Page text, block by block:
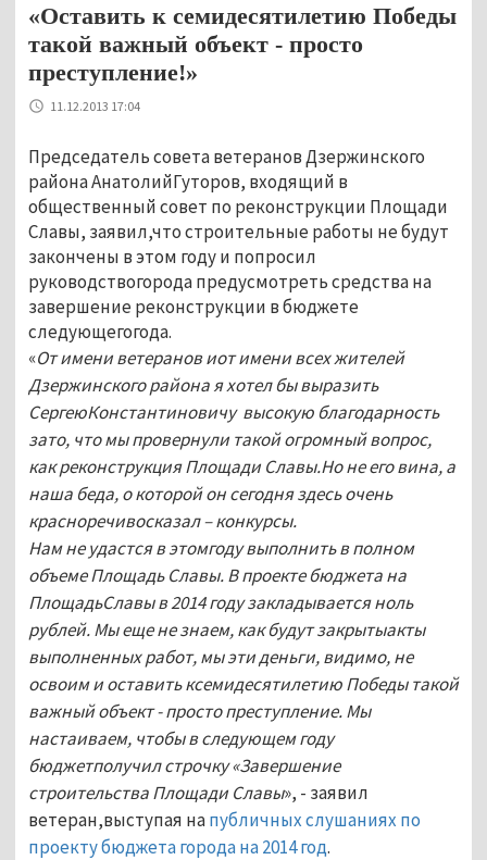
«Оставить к семидесятилетию Победы
такой важный объект - просто
преступление!»
11.12.2013 17:04
Председатель совета ветеранов Дзержинского
района АнатолийГуторов, входящий в
общественный совет по реконструкции Площади
Славы, заявил,что строительные работы не будут
закончены в этом году и попросил
руководствогорода предусмотреть средства на
завершение реконструкции в бюджете
следующегогода.
«От имени ветеранов иот имени всех жителей
Дзержинского района я хотел бы выразить
СергеюКонстантиновичу высокую благодарность
зато, что мы провернули такой огромный вопрос,
как реконструкция Площади Славы.Но не его вина, а
наша беда, о которой он сегодня здесь очень
красноречивосказал – конкурсы.
Нам не удастся в этомгоду выполнить в полном
объеме Площадь Славы. В проекте бюджета на
ПлощадьСлавы в 2014 году закладывается ноль
рублей. Мы еще не знаем, как будут закрытыакты
выполненных работ, мы эти деньги, видимо, не
освоим и оставить ксемидесятилетию Победы такой
важный объект - просто преступление. Мы
настаиваем, чтобы в следующем году
бюджетполучил строчку «Завершение
строительства Площади Славы», - заявил
ветеран,выступая напубличных слушаниях по
проекту бюджета города на 2014 год.